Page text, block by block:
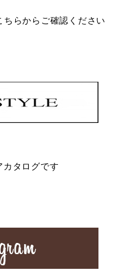
らからご確認ください
カタログです